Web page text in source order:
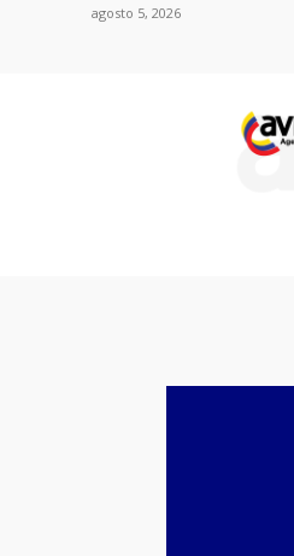
agosto 5, 2026